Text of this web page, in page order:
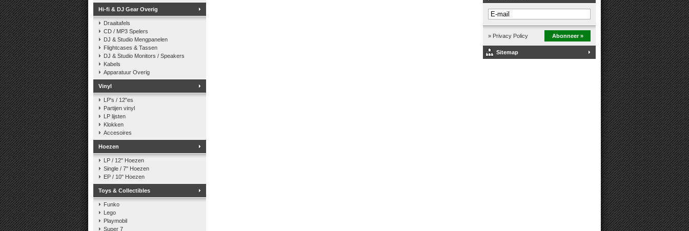
Hi-fi & DJ Gear Overig
Draaitafels
CD / MP3 Spelers
DJ & Studio Mengpanelen
Flightcases & Tassen
DJ & Studio Monitors / Speakers
Kabels
Apparatuur Overig
Vinyl
LP's / 12"es
Partijen vinyl
LP lijsten
Klokken
Accesoires
Hoezen
LP / 12" Hoezen
Single / 7" Hoezen
EP / 10" Hoezen
Toys & Collectibles
Funko
Lego
Playmobil
Super 7
» Privacy Policy Abonneer »
Sitemap